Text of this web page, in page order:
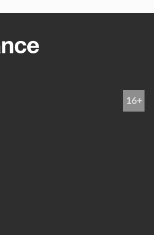
16+